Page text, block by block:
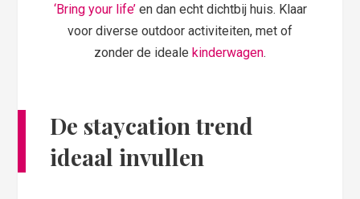
‘Bring your life’ en dan echt dichtbij huis. Klaar
voor diverse outdoor activiteiten, met of
zonder de ideale kinderwagen.
De staycation trend
ideaal invullen